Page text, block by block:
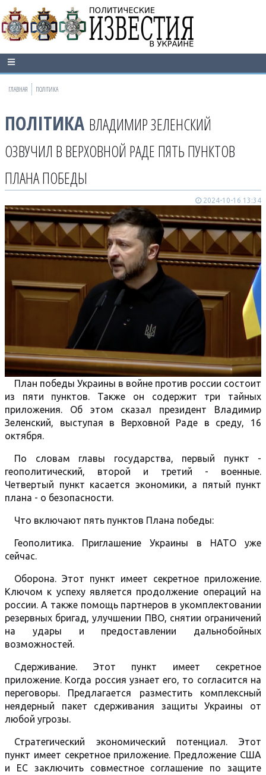
ГЛАВНАЯ ПОЛІТИКА
ПОЛІТИКА ВЛАДИМИР ЗЕЛЕНСКИЙ
ОЗВУЧИЛ В ВЕРХОВНОЙ РАДЕ ПЯТЬ ПУНКТОВ
ПЛАНА ПОБЕДЫ
2024-10-16 13:34
План победы Украины в войне против россии состоит
из пяти пунктов. Также он содержит три тайных
приложения. Об этом сказал президент Владимир
Зеленский, выступая в Верховной Раде в среду, 16
октября.
По словам главы государства, первый пункт -
геополитический, второй и третий - военные.
Четвертый пункт касается экономики, а пятый пункт
плана - о безопасности.
Что включают пять пунктов Плана победы:
Геополитика. Приглашение Украины в НАТО уже
сейчас.
Оборона. Этот пункт имеет секретное приложение.
Ключом к успеху является продолжение операций на
россии. А также помощь партнеров в укомплектовании
резервных бригад, улучшении ПВО, снятии ограничений
на удары и предоставлении дальнобойных
возможностей.
Сдерживание. Этот пункт имеет секретное
приложение. Когда россия узнает его, то согласится на
переговоры. Предлагается разместить комплексный
неядерный пакет сдерживания защиты Украины от
любой угрозы.
Стратегический экономический потенциал. Этот
пункт имеет секретное приложение. Предложение США
и ЕС заключить совместное соглашение по защите